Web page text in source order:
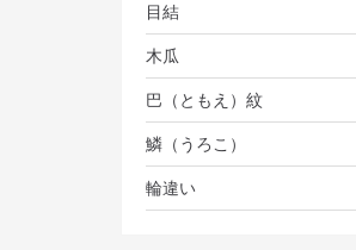
目結
木瓜
巴（ともえ）紋
鱗（うろこ）
輪違い